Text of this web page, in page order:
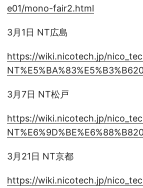
e01/mono-fair2.html
3月1日 NT広島
https://wiki.nicotech.jp/
3月7日 NT松戸
https://wiki.nicotech.jp/
3月21日 NT京都
https://wiki.nicotech.jp/